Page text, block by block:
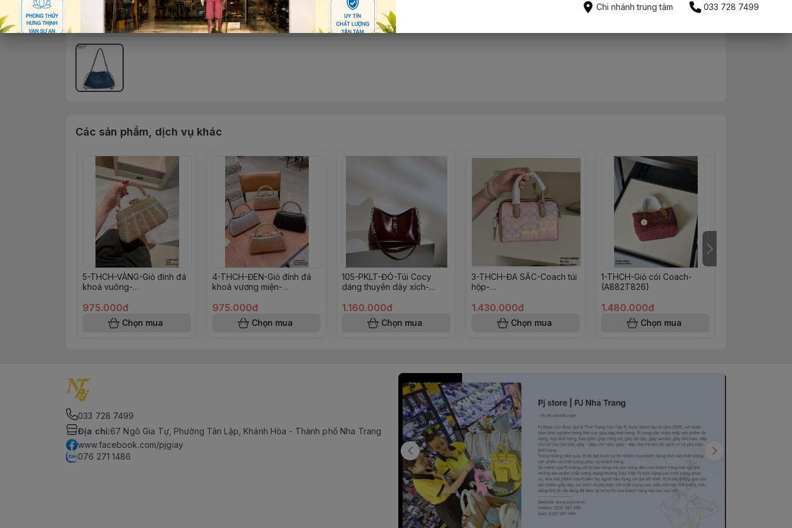
Các sản phẩm, dịch vụ khác
5-THCH-VÀNG-Giỏ đính đá
khoá vuông-
6)
975.000đ
Chọn mua
4-THCH-ĐEN-Giỏ đính đá
khoá vương miện-
975.000đ
Chọn mua
105-PKLT-ĐỎ-Túi Cocy
dáng thuyền dây xích-
1.160.000đ
Chọn mua
3-THCH-ĐA SẮC-Coach túi
hộp-
)
1.430.000đ
Chọn mua
1-THCH-Giỏ cói Coach-
(A882T826)
1.480.000đ
Chọn mua
033 728 7499
Địa chỉ:67 Ngô Gia Tự, Phường Tân Lập, Khánh Hòa - Thành phố Nha Trang
www.facebook.com/pjgiay
076 271 1486
Chi nhánh trung tâm 033 728 7499